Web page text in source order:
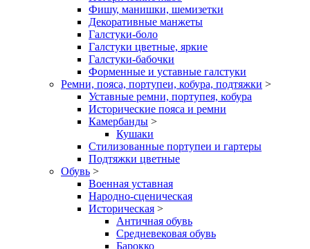
Фишу, манишки, шемизетки
Декоративные манжеты
Галстуки-боло
Галстуки цветные, яркие
Галстуки-бабочки
Форменные и уставные галстуки
Ремни, пояса, портупеи, кобура, подтяжки >
Уставные ремни, портупея, кобура
Исторические пояса и ремни
Камербанды >
Кушаки
Стилизованные портупеи и гартеры
Подтяжки цветные
Обувь >
Военная уставная
Народно-сценическая
Историческая >
Античная обувь
Средневековая обувь
Барокко